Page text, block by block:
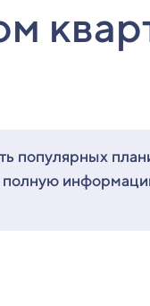
популярных
полную